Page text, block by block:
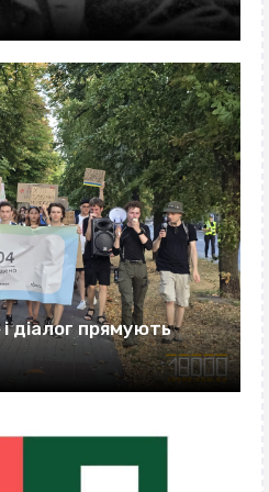
діалог прямують